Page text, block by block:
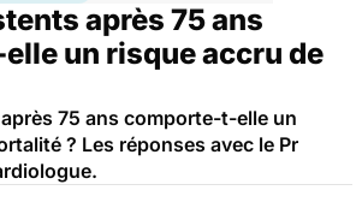
après 75 ans
un risque accru de
75 ans comporte-t-elle un
? Les réponses avec le Pr